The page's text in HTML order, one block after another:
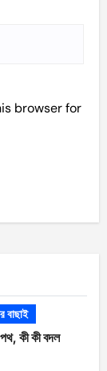
browser for
বাছাই
কী কী বদল